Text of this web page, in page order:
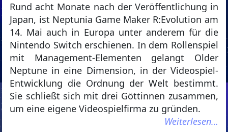
Rund acht Monate nach der Veröffentlichung in
Japan, ist Neptunia Game Maker R:Evolution am
14. Mai auch in Europa unter anderem für die
Nintendo Switch erschienen. In dem Rollenspiel
mit Management-Elementen gelangt Older
Neptune in eine Dimension, in der Videospiel-
Entwicklung die Ordnung der Welt bestimmt.
Sie schließt sich mit drei Göttinnen zusammen,
um eine eigene Videospielfirma zu gründen.
Weiterlesen…